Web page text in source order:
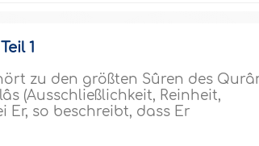
1
zu den größten Sûren des
(Ausschließlichkeit, Reinheit,
Er, so beschreibt, dass Er